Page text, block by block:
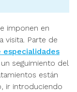
imponen en
visita. Parte de
especialidades
seguimiento del
están
ir introduciendo